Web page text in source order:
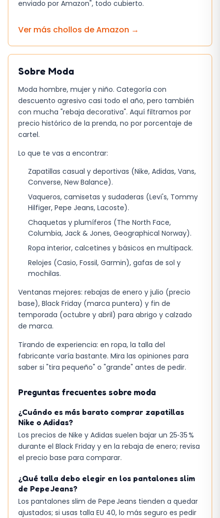
suela Omni-Grip hace que estos zapatos sean
verdaderamente especiales. La
energíaproporcionados por la entresuela
Techlite, junto con elagarre segurode la
suela Omni-Grip, hacen que estos zapatos
sean perfectos para aquellos que buscan un
calzado que les proporcione comodidad y
confianza en sus aventuras.
enviado por Amazon", todo cubierto.
Ver más chollos deAmazon →
Sobre Moda
Moda hombre, mujer y niño. Categoría con
descuento agresivo casi todo el año, pero también
con mucha "rebaja decorativa". Aquí filtramos por
precio histórico de la prenda, no por porcentaje de
cartel.
Lo que te vas a encontrar:
Zapatillas casual y deportivas (Nike, Adidas, Vans,
Converse, New Balance).
Vaqueros, camisetas y sudaderas (Levi's, Tommy
Hilfiger, Pepe Jeans, Lacoste).
Chaquetas y plumíferos (The North Face,
Columbia, Jack & Jones, Geographical Norway).
Ropa interior, calcetines y básicos en multipack.
Relojes (Casio, Fossil, Garmin), gafas de sol y
mochilas.
Ventanas mejores: rebajas de enero y julio (precio
base), Black Friday (marca puntera) y fin de
temporada (octubre y abril) para abrigo y calzado
de marca.
Tirando de experiencia: en ropa, la talla del
fabricante varía bastante. Mira las opiniones para
saber si "tira pequeño" o "grande" antes de pedir.
Preguntas frecuentes sobre moda
¿Cuándo es más barato comprar zapatillas
Nike o Adidas?
Los precios de Nike y Adidas suelen bajar un 25‑35 %
durante el Black Friday y en la rebaja de enero; revisa
el precio base para comparar.
¿Qué talla debo elegir en los pantalones slim
de Pepe Jeans?
Los pantalones slim de Pepe Jeans tienden a quedar
ajustados; si usas talla EU 40, lo más seguro es pedir